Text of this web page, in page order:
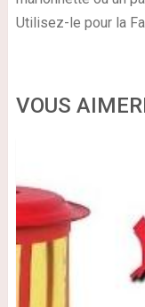
Utilisez-le pour la
VOUS